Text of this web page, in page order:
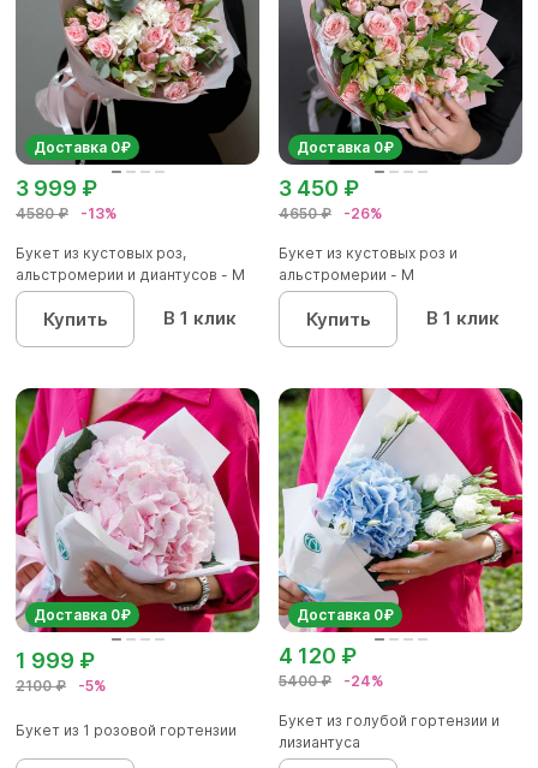
Доставка 0₽
4580 ₽ -13%
3 999 ₽
Букет из кустовых роз,
альстромерии и диантусов - М
Купить В 1 клик
Доставка 0₽
4650 ₽ -26%
3 450 ₽
Букет из кустовых роз и
альстромерии - М
Купить В 1 клик
Доставка 0₽
2100 ₽ -5%
1 999 ₽
Букет из 1 розовой гортензии
Доставка 0₽
5400 ₽ -24%
4 120 ₽
Букет из голубой гортензии и
лизиантуса